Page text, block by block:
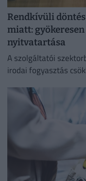
Rendkívüli
miatt:
nyitvatartása
A szolgáltatói
irodai fogyasztás